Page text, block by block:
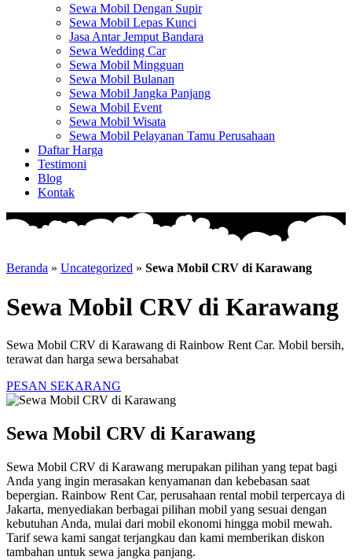
Sewa Mobil Dengan Supir
Sewa Mobil Lepas Kunci
Jasa Antar Jemput Bandara
Sewa Wedding Car
Sewa Mobil Mingguan
Sewa Mobil Bulanan
Sewa Mobil Jangka Panjang
Sewa Mobil Event
Sewa Mobil Wisata
Sewa Mobil Pelayanan Tamu Perusahaan
Daftar Harga
Testimoni
Blog
Kontak
Beranda » Uncategorized » Sewa Mobil CRV di Karawang
Sewa Mobil CRV di Karawang
Sewa Mobil CRV di Karawang di Rainbow Rent Car. Mobil bersih,
terawat dan harga sewa bersahabat
PESAN SEKARANG
Sewa Mobil CRV di Karawang
Sewa Mobil CRV di Karawang merupakan pilihan yang tepat bagi
Anda yang ingin merasakan kenyamanan dan kebebasan saat
bepergian. Rainbow Rent Car, perusahaan rental mobil terpercaya di
Jakarta, menyediakan berbagai pilihan mobil yang sesuai dengan
kebutuhan Anda, mulai dari mobil ekonomi hingga mobil mewah.
Tarif sewa kami sangat terjangkau dan kami memberikan diskon
tambahan untuk sewa jangka panjang.